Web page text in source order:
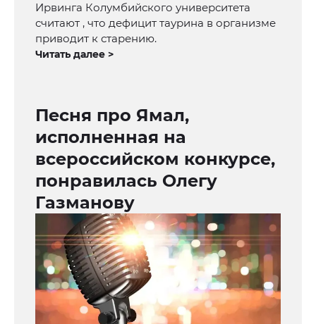
Ирвинга Колумбийского университета
считают , что дефицит таурина в организме
приводит к старению.
Читать далее >
Песня про Ямал,
исполненная на
всероссийском конкурсе,
понравилась Олегу
Газманову